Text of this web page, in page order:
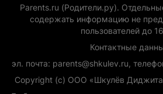
Parents.ru (Родители.ру).
содержать информацию не
пользователей до
Контактные
эл. почта: parents@shkulev.ru,
Copyright (с) ООО «Шкулёв